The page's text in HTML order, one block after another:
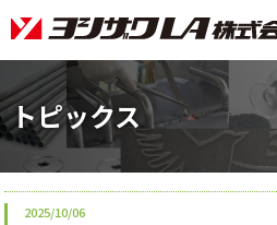
トピックス
2025/10/06